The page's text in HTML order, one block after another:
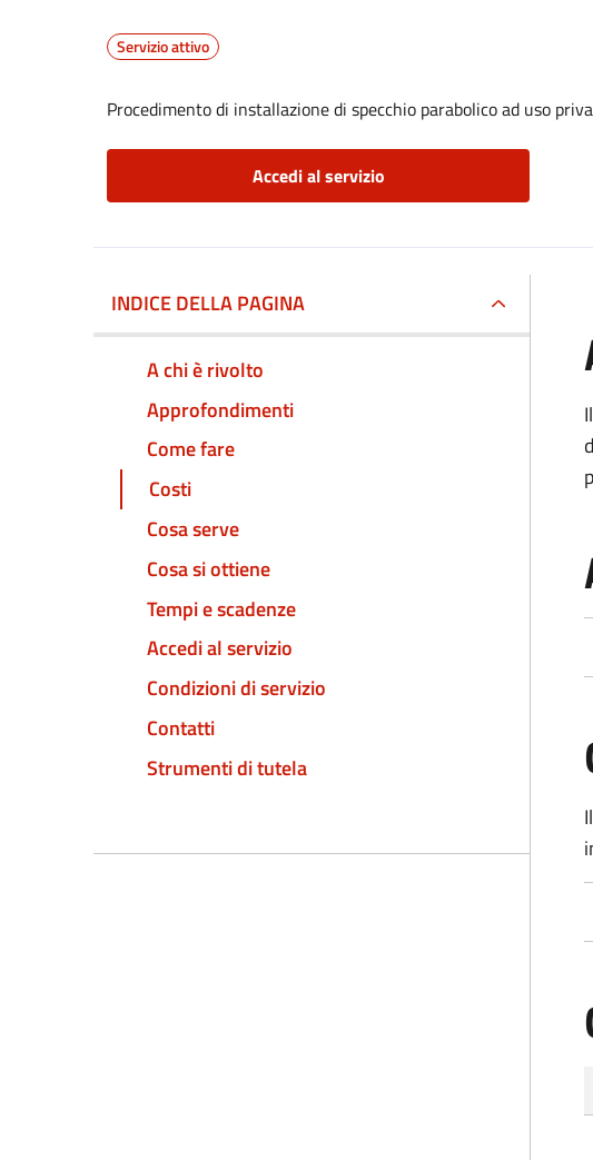
Servizio attivo
Procedimento di installazione di specchio parabolico ad uso
Accedi al servizio
INDICE DELLA PAGINA
A chi è rivolto
Approfondimenti
Come fare
Costi
Cosa serve
Cosa si ottiene
Tempi e scadenze
Accedi al servizio
Condizioni di servizio
Contatti
Strumenti di tutela